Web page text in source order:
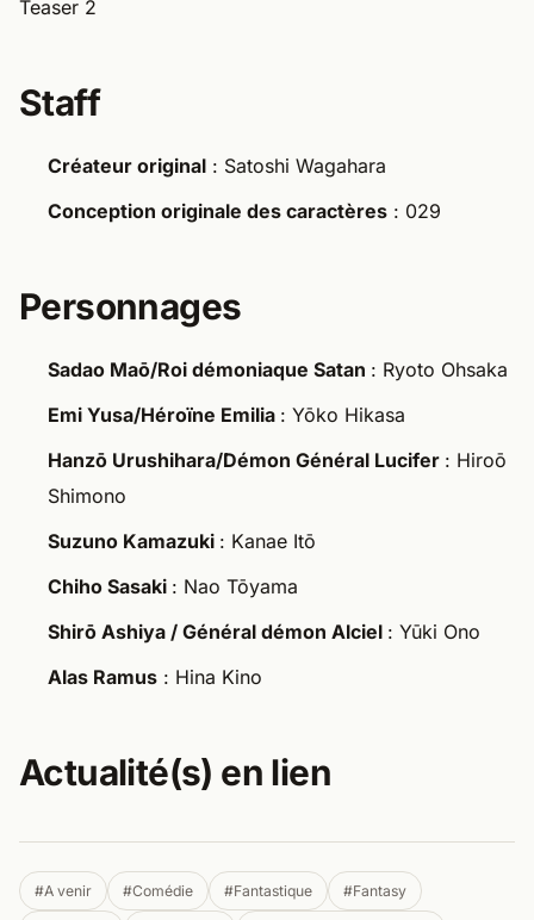
Teaser 2
Staff
Créateur original : Satoshi Wagahara
Conception originale des caractères : 029
Personnages
Sadao Maō/Roi démoniaque Satan : Ryoto Ohsaka
Emi Yusa/Héroïne Emilia : Yōko Hikasa
Hanzō Urushihara/Démon Général Lucifer : Hiroō
Shimono
Suzuno Kamazuki : Kanae Itō
Chiho Sasaki : Nao Tōyama
Shirō Ashiya / Général démon Alciel : Yūki Ono
Alas Ramus : Hina Kino
Actualité(s) en lien
#A venir #Comédie #Fantastique #Fantasy